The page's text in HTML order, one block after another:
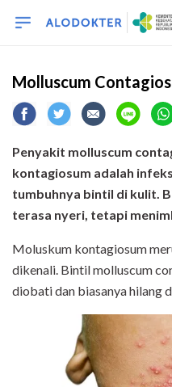
Molluscum
Penyakit molluscum
kontagiosum adalah
tumbuhnya bintil di kulit.
terasa nyeri, tetapi
Moluskum kontagiosum
dikenali. Bintil molluscum
diobati dan biasanya hilang